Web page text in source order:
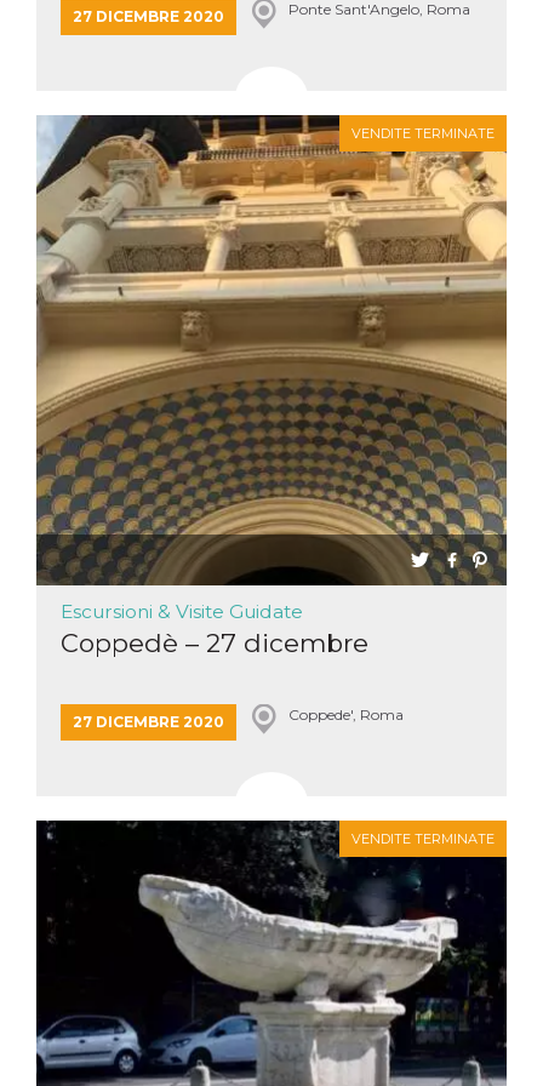
27 DICEMBRE 2020 Ponte Sant'Angelo, Roma
VENDITE TERMINATE
Escursioni & Visite Guidate
Coppedè – 27 dicembre
27 DICEMBRE 2020 Coppede', Roma
VENDITE TERMINATE
browser accetti i
basate sul
linguaggio PHP.
Si tratta di un
identificatore
generico
utilizzato per
mantenere le
variabili di
sessione utente.
Normalmente è
un numero
modo in cui
viene utilizzato
può essere
specifico per il
sito, ma un
buon esempio è
mantenere uno
stato di accesso
per un utente
tra le pagine.
m
Stripe
m.stripe.com
1 anno 1
mese
Questo cookie
viene
generalmente
utilizzato per le
CookieScriptConsent
CookieScript
oooh.events
4
settimane
Questo cookie
viene utilizzato
Script.com per
ricordare le
preferenze di
consenso sui
cookie dei
visitatori. È
necessario che il
banner dei
cookie di
Cookie-
Script.com
funzioni